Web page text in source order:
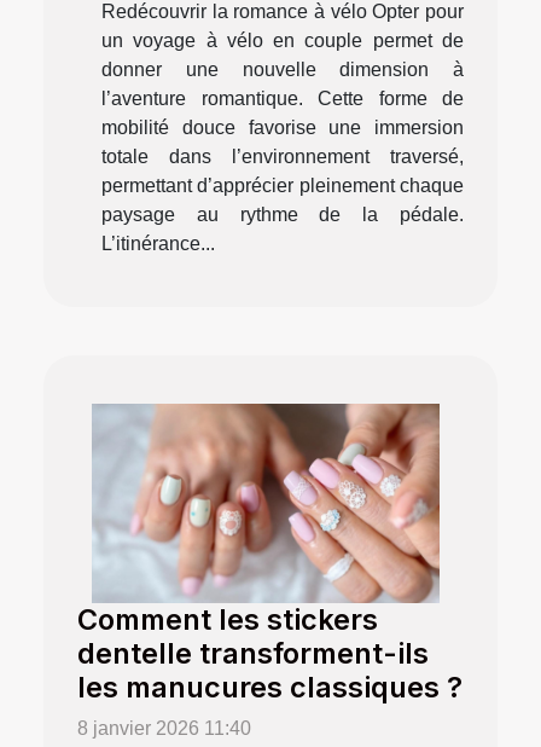
Redécouvrir la romance à vélo Opter pour
un voyage à vélo en couple permet de
donner une nouvelle dimension à
l’aventure romantique. Cette forme de
mobilité douce favorise une immersion
totale dans l’environnement traversé,
permettant d’apprécier pleinement chaque
paysage au rythme de la pédale.
L’itinérance...
Comment les stickers
dentelle transforment-ils
les manucures classiques ?
8 janvier 2026 11:40